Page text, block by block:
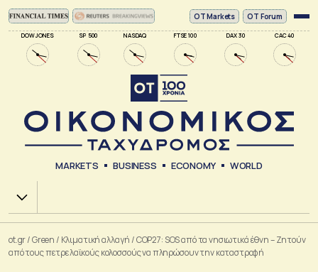
DOW JONES SP 500 NASDAQ FTSE 100 DAX 30 CAC 40
ΟΤ Markets OT Forum
MARKETS BUSINESS ECONOMY WORLD
Χ.Α.
ot.gr/Green / Κλιματική αλλαγή /COP27: SOS από τα νησιωτικά έθνη – Ζητούν
από τους πετρελαϊκούς κολοσσούς να πληρώσουν την καταστροφή